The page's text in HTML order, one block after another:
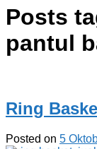
Posts
pantul
Ring
Posted on 5